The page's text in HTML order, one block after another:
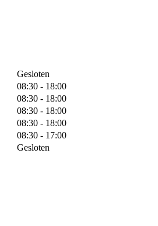
Gesloten
08:30 - 18:00
08:30 - 18:00
08:30 - 18:00
08:30 - 18:00
08:30 - 17:00
Gesloten